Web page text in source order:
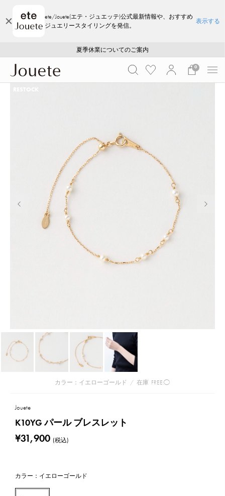
ete/Jouete(エテ・ジュエッテ)公式最新情報や、おすすめ
ジュエリースタイリングを発信。
表示する
採用のご案内
ご注文いただいたお品物のお届け状況について
夏季休業についてのご案内
WEB LIMITED ITEMS >>
採用のご案内
ご注文いただいたお品物のお届け状況について
0
カラー：イエローゴールド / 在庫 FREE:◯
Jouete
K10YG パール ブレスレット
¥31,900 (税込)
カラー：イエローゴールド